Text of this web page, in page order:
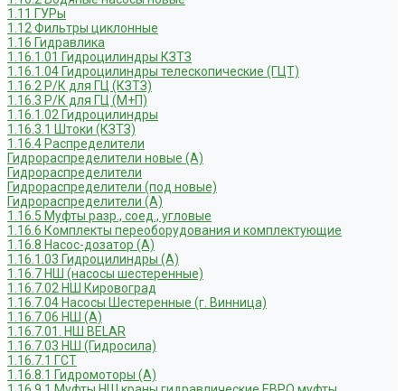
1.11 ГУРы
1.12 Фильтры циклонные
1.16 Гидравлика
1.16.1.01 Гидроцилиндры КЗТЗ
1.16.1.04 Гидроцилиндры телескопические (ГЦТ)
1.16.2 Р/К для ГЦ (КЗТЗ)
1.16.3 Р/К для ГЦ (М+П)
1.16.1.02 Гидроцилиндры
1.16.3.1 Штоки (КЗТЗ)
1.16.4 Распределители
Гидрораспределители новые (А)
Гидрораспределители
Гидрораспределители (под новые)
Гидрораспределители (А)
1.16.5 Муфты разр., соед., угловые
1.16.6 Комплекты переоборудования и комплектующие
1.16.8 Насос-дозатор (А)
1.16.1.03 Гидроцилиндры (А)
1.16.7 НШ (насосы шестеренные)
1.16.7.02 НШ Кировоград
1.16.7.04 Насосы Шестеренные (г. Винница)
1.16.7.06 НШ (А)
1.16.7.01. НШ BELAR
1.16.7.03 НШ (Гидросила)
1.16.7.1 ГСТ
1.16.8.1 Гидромоторы (А)